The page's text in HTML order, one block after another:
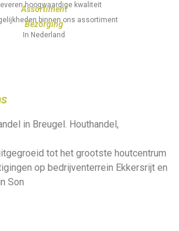
hoogwaardige kwaliteit
Assortiment
binnen ons assortiment
Bezorging
In Nederland
in Breugel. Houthandel,
tot het grootste houtcentrum
op bedrijventerrein Ekkersrijt en
Son